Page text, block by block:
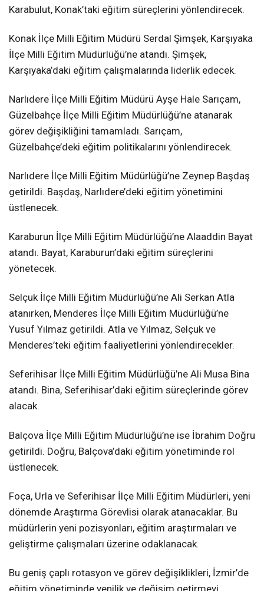
Karabulut, Konak’taki eğitim süreçlerini yönlendirecek.
Konak İlçe Milli Eğitim Müdürü Serdal Şimşek, Karşıyaka
İlçe Milli Eğitim Müdürlüğü’ne atandı. Şimşek,
Karşıyaka’daki eğitim çalışmalarında liderlik edecek.
Narlıdere İlçe Milli Eğitim Müdürü Ayşe Hale Sarıçam,
Güzelbahçe İlçe Milli Eğitim Müdürlüğü’ne atanarak
görev değişikliğini tamamladı. Sarıçam,
Güzelbahçe’deki eğitim politikalarını yönlendirecek.
Narlıdere İlçe Milli Eğitim Müdürlüğü’ne Zeynep Başdaş
getirildi. Başdaş, Narlıdere’deki eğitim yönetimini
üstlenecek.
Karaburun İlçe Milli Eğitim Müdürlüğü’ne Alaaddin Bayat
atandı. Bayat, Karaburun’daki eğitim süreçlerini
yönetecek.
Selçuk İlçe Milli Eğitim Müdürlüğü’ne Ali Serkan Atla
atanırken, Menderes İlçe Milli Eğitim Müdürlüğü’ne
Yusuf Yılmaz getirildi. Atla ve Yılmaz, Selçuk ve
Menderes’teki eğitim faaliyetlerini yönlendirecekler.
Seferihisar İlçe Milli Eğitim Müdürlüğü’ne Ali Musa Bina
atandı. Bina, Seferihisar’daki eğitim süreçlerinde görev
alacak.
Balçova İlçe Milli Eğitim Müdürlüğü’ne ise İbrahim Doğru
getirildi. Doğru, Balçova’daki eğitim yönetiminde rol
üstlenecek.
Foça, Urla ve Seferihisar İlçe Milli Eğitim Müdürleri, yeni
dönemde Araştırma Görevlisi olarak atanacaklar. Bu
müdürlerin yeni pozisyonları, eğitim araştırmaları ve
geliştirme çalışmaları üzerine odaklanacak.
Bu geniş çaplı rotasyon ve görev değişiklikleri, İzmir’de
eğitim yönetiminde yenilik ve değişim getirmeyi